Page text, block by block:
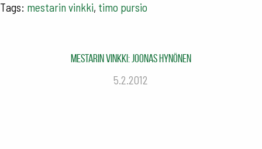
Tags: mestarin vinkki, timo pursio
Mestarin vinkki: Joonas Hynönen
5.2.2012